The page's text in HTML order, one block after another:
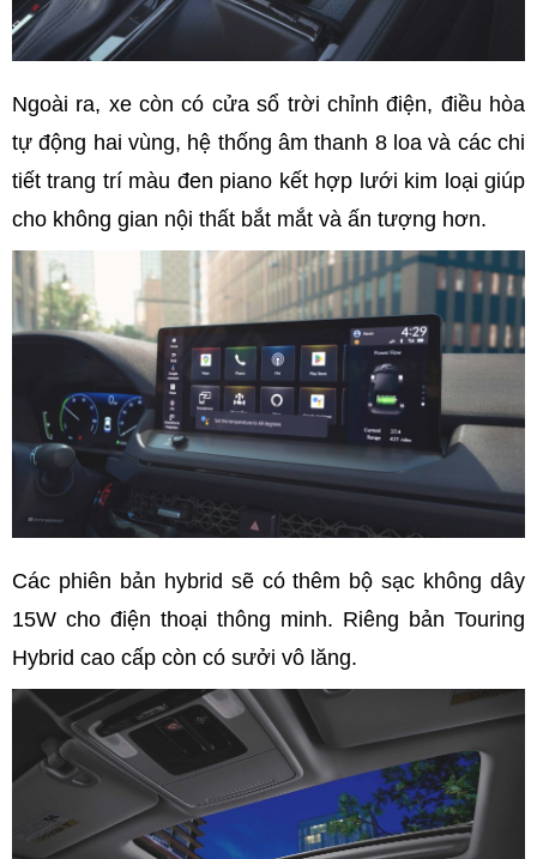
Ngoài ra, xe còn có cửa sổ trời chỉnh điện, điều hòa
tự động hai vùng, hệ thống âm thanh 8 loa và các chi
tiết trang trí màu đen piano kết hợp lưới kim loại giúp
cho không gian nội thất bắt mắt và ấn tượng hơn.
Các phiên bản hybrid sẽ có thêm bộ sạc không dây
15W cho điện thoại thông minh. Riêng bản Touring
Hybrid cao cấp còn có sưởi vô lăng.